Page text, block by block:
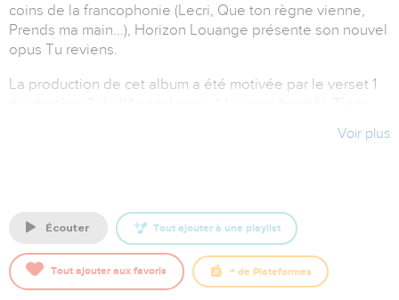
coins de la francophonie (Lecri, Que ton règne vienne,
Prends ma main...), Horizon Louange présente son nouvel
opus Tu reviens.
La production de cet album a été motivée par le verset 1
l’Église francophone jusqu’au retour de Jesus-Christ.
Artiste : Horizon Louange
Voir plus
écouter Tout ajouter à une playlist
Tout ajouter aux favoris +de Plateformes